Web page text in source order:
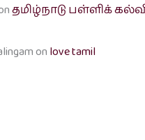
தமிழ்நாடு பள்ளிக்
on love tamil